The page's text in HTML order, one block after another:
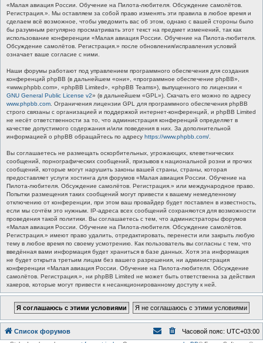
«Малая авиация России. Обучение на Пилота-любителя. Обсуждение самолётов.
Регистрация.». Мы оставляем за собой право изменять эти правила в любое время и
сделаем всё возможное, чтобы уведомить вас об этом, однако с вашей стороны было
бы разумным регулярно просматривать этот текст на предмет изменений, так как
использование конференции «Малая авиация России. Обучение на Пилота-любителя.
Обсуждение самолётов. Регистрация.» после обновления/исправления условий
означает ваше согласие с ними.
Наши форумы работают под управлением программного обеспечения для создания
конференций phpBB (в дальнейшем «они», «программное обеспечение phpBB»,
«www.phpbb.com», «phpBB Limited», «phpBB Teams»), выпущенного по лицензии «
GNU General Public License v2» (в дальнейшем «GPL»). Скачать его можно по адресу
www.phpbb.com . Ограничения лицензии GPL для программного обеспечения phpBB
строго связаны с организацией и поддержкой интернет-конференций, и phpBB Limited
не несёт ответственности за то, что администрация конференций определяет в
качестве допустимого содержания и/или поведения в них. За дополнительной
информацией о phpBB обращайтесь по адресу https://www.phpbb.com/
Вы соглашаетесь не размещать оскорбительных, угрожающих, клеветнических
сообщений, порнографических сообщений, призывов к национальной розни и прочих
сообщений, которые могут нарушить законы вашей страны, страны, которая
предоставляет услуги хостинга для форумов «Малая авиация России. Обучение на
Пилота-любителя. Обсуждение самолётов. Регистрация.» или международное право.
Попытки размещения таких сообщений могут привести к вашему немедленному
отключению от конференции, при этом ваш провайдер будет поставлен в известность,
если мы сочтём это нужным. IP-адреса всех сообщений сохраняются для возможности
проведения такой политики. Вы соглашаетесь с тем, что администраторы форумов
«Малая авиация России. Обучение на Пилота-любителя. Обсуждение самолётов.
Регистрация.» имеют право удалить, отредактировать, перенести или закрыть любую
тему в любое время по своему усмотрению. Как пользователь вы согласны с тем, что
введённая вами информация будет храниться в базе данных. Хотя эта информация
не будет открыта третьим лицам без вашего разрешения, ни администрация
конференции «Малая авиация России. Обучение на Пилота-любителя. Обсуждение
самолётов. Регистрация.», ни phpBB Limited не может быть ответственна за действия
хакеров, которые могут привести к несанкционированному доступу к ней.
Список форумов Часовой пояс: UTC+03:00